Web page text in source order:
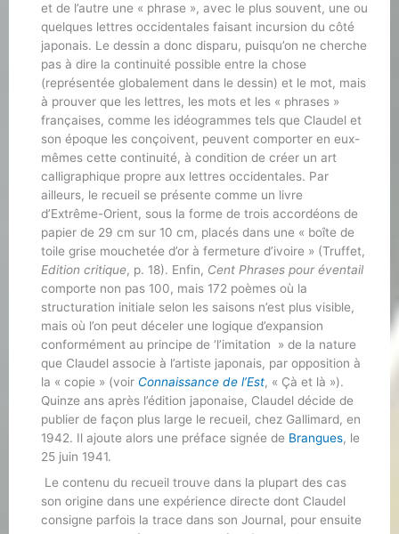
et de l’autre une « phrase », avec le plus souvent, une ou
quelques lettres occidentales faisant incursion du côté
japonais. Le dessin a donc disparu, puisqu’on ne cherche
pas à dire la continuité possible entre la chose
(représentée globalement dans le dessin) et le mot, mais
à prouver que les lettres, les mots et les « phrases »
françaises, comme les idéogrammes tels que Claudel et
son époque les conçoivent, peuvent comporter en eux-
mêmes cette continuité, à condition de créer un art
calligraphique propre aux lettres occidentales. Par
ailleurs, le recueil se présente comme un livre
d’Extrême-Orient, sous la forme de trois accordéons de
papier de 29 cm sur 10 cm, placés dans une « boîte de
toile grise mouchetée d’or à fermeture d’ivoire » (Truffet,
Edition critique, p. 18). Enfin, Cent Phrases pour éventail
comporte non pas 100, mais 172 poèmes où la
structuration initiale selon les saisons n’est plus visible,
mais où l’on peut déceler une logique d’expansion
conformément au principe de ‘l’imitation » de la nature
que Claudel associe à l’artiste japonais, par opposition à
la « copie » (voir Connaissance de l’Est, « Çà et là »).
Quinze ans après l’édition japonaise, Claudel décide de
publier de façon plus large le recueil, chez Gallimard, en
1942. Il ajoute alors une préface signée de Brangues, le
25 juin 1941.
Le contenu du recueil trouve dans la plupart des cas
son origine dans une expérience directe dont Claudel
consigne parfois la trace dans son Journal, pour ensuite